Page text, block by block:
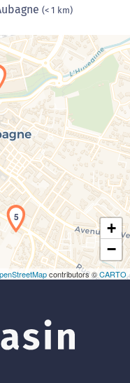
(< 1 km)
en cours...
5
+
−
contributors ©CARTO